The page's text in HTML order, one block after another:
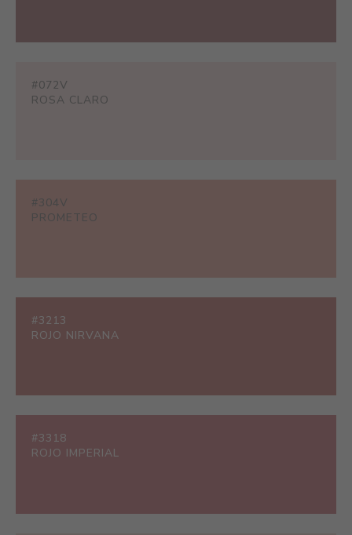
#072V
ROSA CLARO
#304V
PROMETEO
#3213
ROJO NIRVANA
#3318
ROJO IMPERIAL